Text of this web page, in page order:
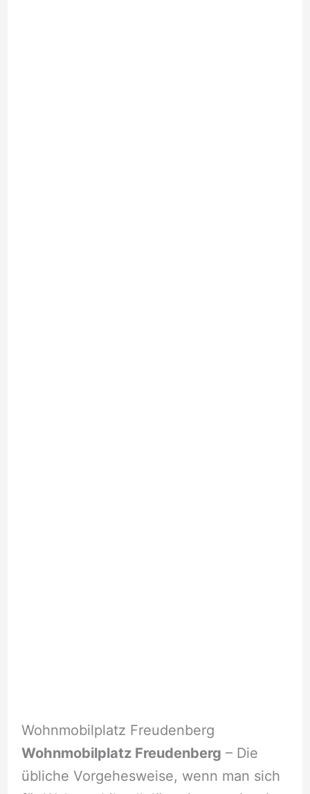
Wohnmobilplatz Freudenberg
Wohnmobilplatz Freudenberg – Die
übliche Vorgehesweise, wenn man sich